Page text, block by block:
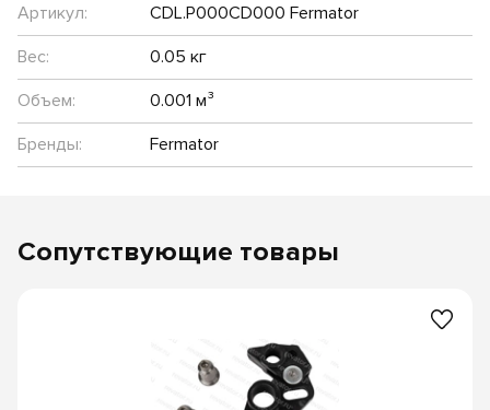
Артикул:
CDL.P000CD000 Fermator
Вес:
0.05 кг
Объем:
0.001 м³
Бренды:
Fermator
Сопутствующие товары